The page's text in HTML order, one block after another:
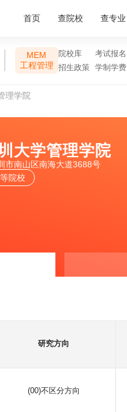
首页 查院校 查专业
MEM
工程管理
院校库
考试报名
招生政策
学制学费
理学院
大学管理学院
市南山区南海大道3688号
院校
研究方向
(00)不区分方向